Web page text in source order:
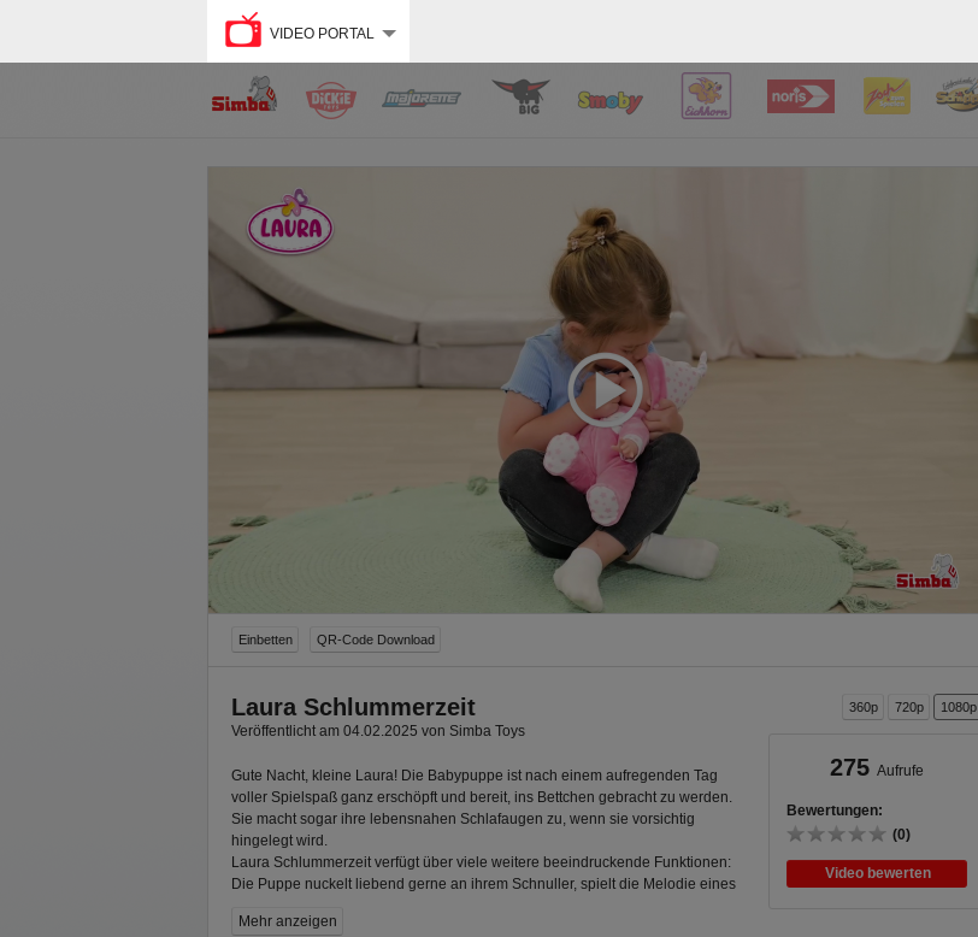
VIDEO PORTAL
Einbetten QR-Code Download
Laura Schlummerzeit
Veröffentlicht am 04.02.2025 von Simba Toys
Gute Nacht, kleine Laura! Die Babypuppe ist nach einem aufregenden Tag
voller Spielspaß ganz erschöpft und bereit, ins Bettchen gebracht zu werden.
Sie macht sogar ihre lebensnahen Schlafaugen zu, wenn sie vorsichtig
hingelegt wird.
Laura Schlummerzeit verfügt über viele weitere beeindruckende Funktionen:
Die Puppe nuckelt liebend gerne an ihrem Schnuller, spielt die Melodie eines
von sich, wenn ihr Bauch sanft gedrückt wird. Die großartigste Funktion ist aber
Mehr anzeigen
360p 720p 1080p
275 Aufrufe
Bewertungen:
(0)
Video bewerten